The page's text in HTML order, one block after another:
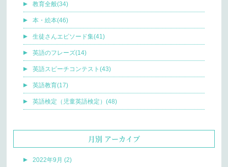
教育全般(34)
本・絵本(46)
生徒さんエピソード集(41)
英語のフレーズ(14)
英語スピーチコンテスト(43)
英語教育(17)
英語検定（児童英語検定）(48)
月別 アーカイブ
2022年9月 (2)